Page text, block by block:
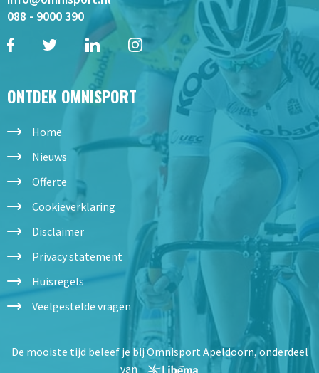
088 - 9000 390
ONTDEK OMNISPORT
Home
Nieuws
Offerte
Cookieverklaring
Disclaimer
Privacy statement
Huisregels
Veelgestelde vragen
De mooiste tijd beleef je bij Omnisport Apeldoorn, onderdeel
van